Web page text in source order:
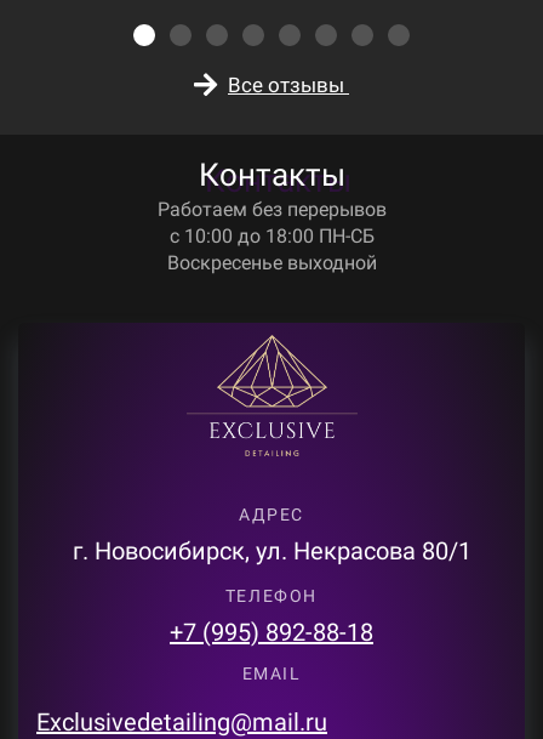
Все отзывы
Контакты
Работаем без перерывов
с 10:00 до 18:00 ПН-СБ
Воскресенье выходной
АДРЕС
г. Новосибирск, ул. Некрасова 80/1
ТЕЛЕФОН
+7 (995) 892-88-18
EMAIL
Exclusivedetailing@mail.ru